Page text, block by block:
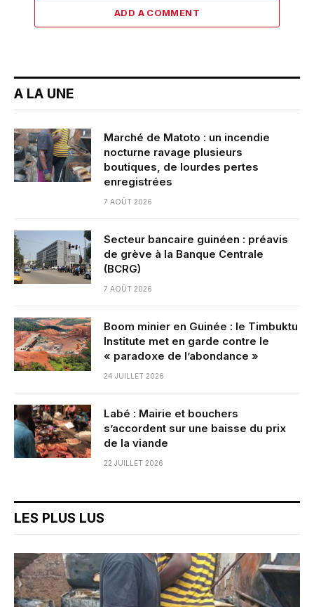
ADD A COMMENT
A LA UNE
Marché de Matoto : un incendie
nocturne ravage plusieurs
boutiques, de lourdes pertes
enregistrées
7 AOÛT 2026
Secteur bancaire guinéen : préavis
de grève à la Banque Centrale
(BCRG)
7 AOÛT 2026
Boom minier en Guinée : le Timbuktu
Institute met en garde contre le
« paradoxe de l’abondance »
24 JUILLET 2026
Labé : Mairie et bouchers
s’accordent sur une baisse du prix
de la viande
22 JUILLET 2026
LES PLUS LUS